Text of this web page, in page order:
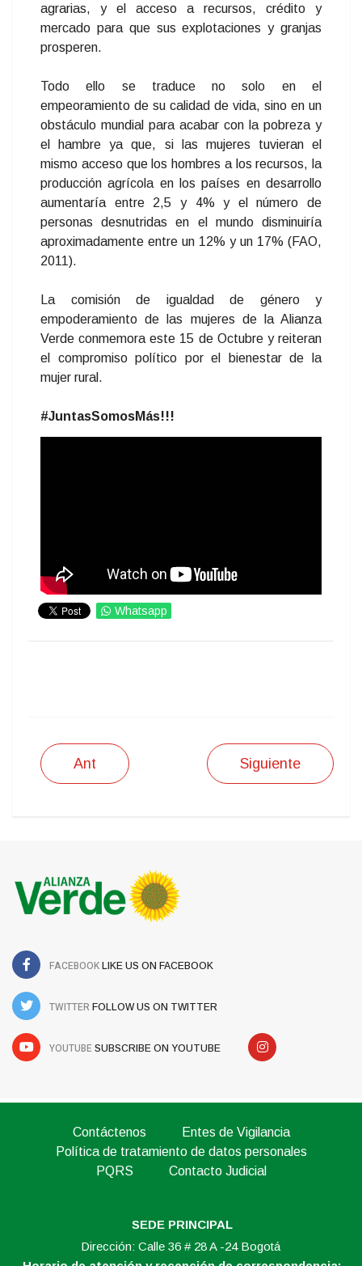
agrarias, y el acceso a recursos, crédito y
mercado para que sus explotaciones y granjas
prosperen.
Todo ello se traduce no solo en el
empeoramiento de su calidad de vida, sino en un
obstáculo mundial para acabar con la pobreza y
el hambre ya que, si las mujeres tuvieran el
mismo acceso que los hombres a los recursos, la
producción agrícola en los países en desarrollo
aumentaría entre 2,5 y 4% y el número de
personas desnutridas en el mundo disminuiría
aproximadamente entre un 12% y un 17% (FAO,
2011).
La comisión de igualdad de género y
empoderamiento de las mujeres de la Alianza
Verde conmemora este 15 de Octubre y reiteran
el compromiso político por el bienestar de la
mujer rural.
#JuntasSomosMás!!!
Whatsapp
Ant Siguiente
FACEBOOK LIKE US ON FACEBOOK
TWITTER FOLLOW US ON TWITTER
YOUTUBE SUBSCRIBE ON YOUTUBE
Contáctenos
Entes de Vigilancia
Política de tratamiento de datos personales
PQRS
Contacto Judicial
SEDE PRINCIPAL
Dirección: Calle 36 # 28 A -24 Bogotá